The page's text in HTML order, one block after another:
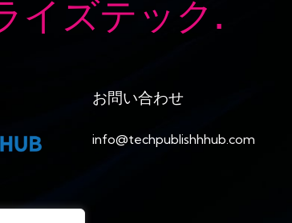
イズテック.
お問い合わせ
info@techpublishhhub.com